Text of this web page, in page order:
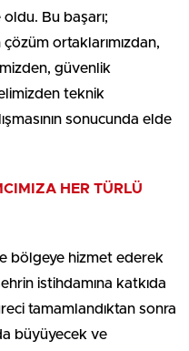
Bu başarı;
ortaklarımızdan,
güvenlik
teknik
sonucunda elde
HER TÜRLÜ
bölgeye hizmet ederek
istihdamına katkıda
tamamlandıktan sonra
büyüyecek ve